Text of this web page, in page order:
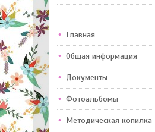
Главная
Общая информация
Документы
Фотоальбомы
Методическая копилка